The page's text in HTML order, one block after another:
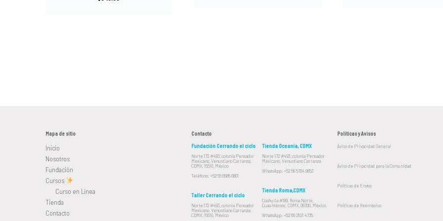
Mapa de sitio
Inicio
Nosotros
Fundación
Cursos
Curso en Línea
Tienda
Contacto
Contacto
Fundación Cerrando el ciclo
Norte 172 #493, colonia Pensador
Mexicano, Venustiano Carranza,
CDMX, 15510, México
Teléfono: +52 55 6585 0801
Taller Cerrando el ciclo
Norte 172 #493, colonia Pensador
Mexicano, Venustiano Carranza,
CDMX, 15510, México
Tienda Oceanía, CDMX
Norte 172 #493, colonia Pensador
Mexicano, Venustiano Carranza
WhatsApp: +52 56 5704 9653
Tienda Roma,CDMX
Coahuila #189, Roma Norte,
Cuauhtémoc, CDMX, 06700, México.
WhatsApp: +52 55 2521 4735
Políticas y Avisos
Aviso de Privacidad General
Aviso de Privacidad para la Comunidad
Políticas de Envíos
Políticas de Reembolso